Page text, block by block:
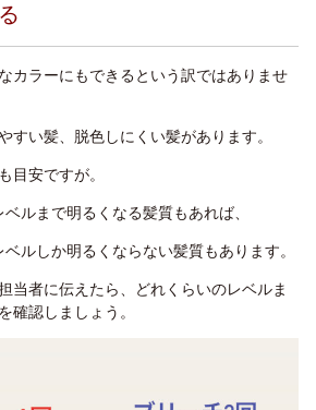
カラーにもできるという訳ではありませ
すい髪、脱色しにくい髪があります。
目安ですが。
ルまで明るくなる髪質もあれば、
ルしか明るくならない髪質もあります。
当者に伝えたら、どれくらいのレベルま
確認しましょう。